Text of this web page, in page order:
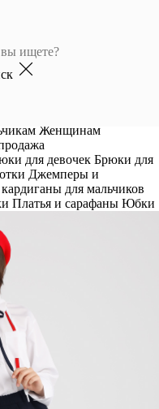
Женщинам
для девочек Брюки для
Джемперы и
для мальчиков
Платья и сарафаны Юбки